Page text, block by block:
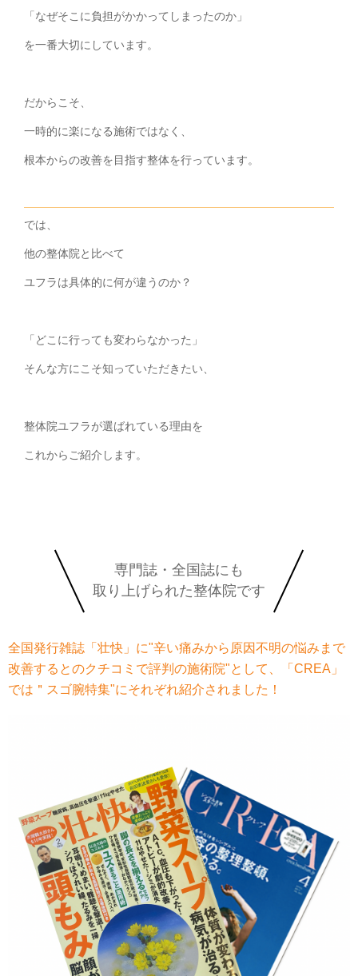
「なぜそこに負担がかかってしまったのか」
を一番大切にしています。
だからこそ、
一時的に楽になる施術ではなく、
根本からの改善を目指す整体を行っています。
では、
他の整体院と比べて
ユフラは具体的に何が違うのか？
「どこに行っても変わらなかった」
そんな方にこそ知っていただきたい、
整体院ユフラが選ばれている理由を
これからご紹介します。
専門誌・全国誌にも
取り上げられた整体院です
全国発行雑誌「壮快」に"辛い痛みから原因不明の悩みまで
改善するとのクチコミで評判の施術院"として、
「CREA」
では＂スゴ腕特集"にそれぞれ紹介されました！